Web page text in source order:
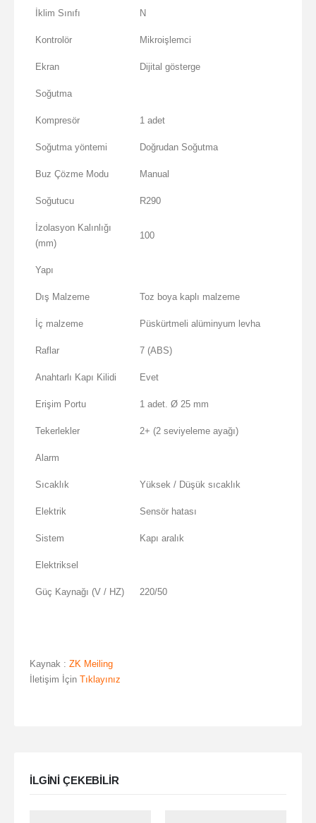
İklim Sınıfı N
Kontrolör Mikroişlemci
Ekran Dijital gösterge
Soğutma
Kompresör 1 adet
Soğutma yöntemi Doğrudan Soğutma
Buz Çözme Modu Manual
Soğutucu R290
İzolasyon Kalınlığı
(mm)
100
Yapı
Dış Malzeme Toz boya kaplı malzeme
İç malzeme Püskürtmeli alüminyum levha
Raflar 7 (ABS)
Anahtarlı Kapı Kilidi Evet
Erişim Portu 1 adet. Ø 25 mm
Tekerlekler 2+ (2 seviyeleme ayağı)
Alarm
Sıcaklık Yüksek / Düşük sıcaklık
Elektrik Sensör hatası
Sistem Kapı aralık
Elektriksel
Güç Kaynağı (V / HZ) 220/50
Kaynak : ZK Meiling
İletişim İçin Tıklayınız
ILGINI ÇEKEBILIR